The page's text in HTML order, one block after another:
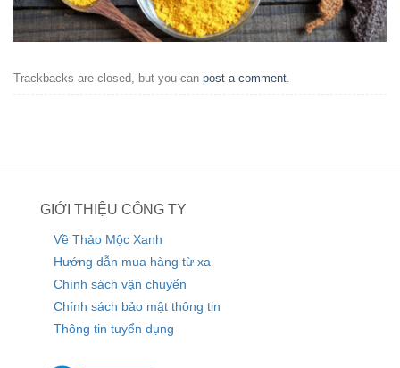
Trackbacks are closed, but you can post a comment
GIỚI THIỆU CÔNG TY
Về Thảo Mộc Xanh
Hướng dẫn mua hàng từ xa
Chính sách vận chuyển
Chính sách bảo mật thông tin
Thông tin tuyển dụng